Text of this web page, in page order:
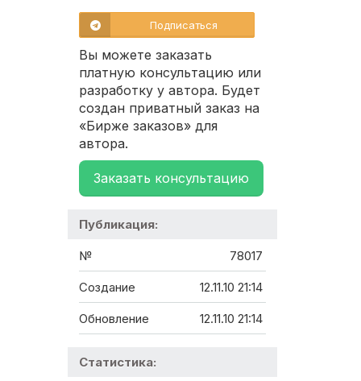
Подписаться
Вы можете заказать
платную консультацию или
разработку у автора. Будет
создан приватный заказ на
«Бирже заказов» для
автора.
Заказать консультацию
Публикация:
№ 78017
Создание 12.11.10 21:14
Обновление 12.11.10 21:14
Статистика: